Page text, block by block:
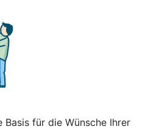
für die Wünsche Ihrer